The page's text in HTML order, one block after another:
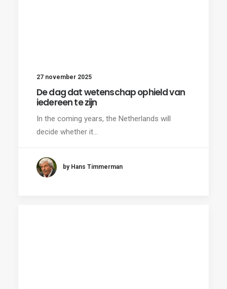
27 november 2025
De dag dat wetenschap ophield van
iedereen te zijn
In the coming years, the Netherlands will
decide whether it…
by Hans Timmerman